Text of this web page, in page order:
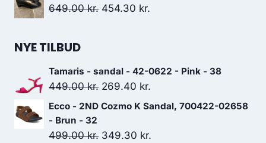
649.00kr. Den
649.00 kr..
454.30 kr.
454.30 kr..
NYE TILBUD
Tamaris - sandal - 42-0622 - Pink - 38
449.00kr. Den
oprindelige
var:
269.40 kr.
aktuelle
Ecco - 2ND Cozmo K Sandal, 700422-02658
- Brun - 32
499.00kr. Den
349.30 kr.